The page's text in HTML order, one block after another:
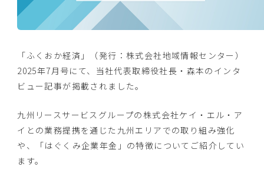
「ふくおか経済」（発行：株式会社地域情報センター）
2025年7月号にて、当社代表取締役社長・森本のインタ
ビュー記事が掲載されました。
九州リースサービスグループの株式会社ケイ・エル・ア
イとの業務提携を通じた九州エリアでの取り組み強化
や、「はぐくみ企業年金」の特徴についてご紹介してい
ます。